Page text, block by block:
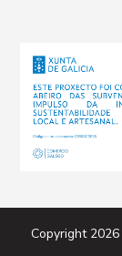
Copyright 2026